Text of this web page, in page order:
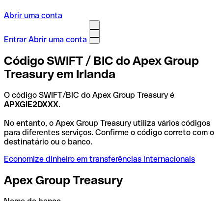
Abrir uma conta
Entrar Abrir uma conta
Código SWIFT / BIC do Apex Group
Treasury em Irlanda
O código SWIFT/BIC do Apex Group Treasury é
APXGIE2DXXX.
No entanto, o Apex Group Treasury utiliza vários códigos
para diferentes serviços. Confirme o código correto com o
destinatário ou o banco.
Economize dinheiro em transferências internacionais
Apex Group Treasury